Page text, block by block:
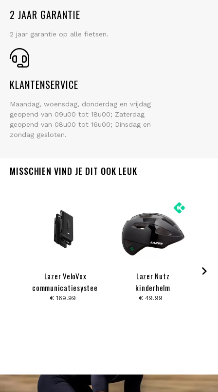
2 JAAR GARANTIE
2 jaar garantie op alle fietsen.
KLANTENSERVICE
Maandag, woensdag, donderdag en vrijdag
geopend van 09u00 tot 18u00; Zaterdag
geopend van 08u00 tot 16u00; Dinsdag en
zondag gesloten.
MISSCHIEN VIND JE DIT OOK LEUK
Lazer VeloVox
communicatiesysteem
€ 169.99
Lazer Nutz
kinderhelm
€ 49.99